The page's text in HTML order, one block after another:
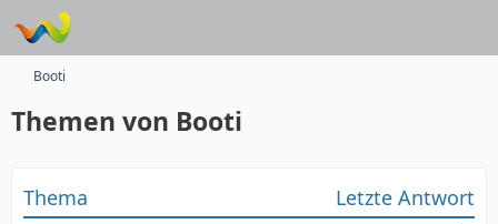
Booti
Themen von Booti
Thema Letzte Antwort